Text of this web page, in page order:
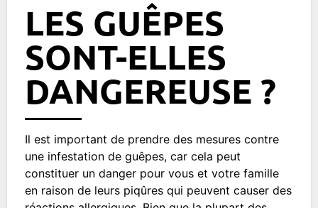
LES GUÊPES
SONT-ELLES
DANGEREUSE ?
Il est important de prendre des mesures contre
une infestation de guêpes, car cela peut
constituer un danger pour vous et votre famille
en raison de leurs piqûres qui peuvent causer des